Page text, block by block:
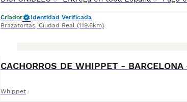
Criador
Identidad Verificada
Brazatortas, Ciudad Real (119.6km)
Whippet